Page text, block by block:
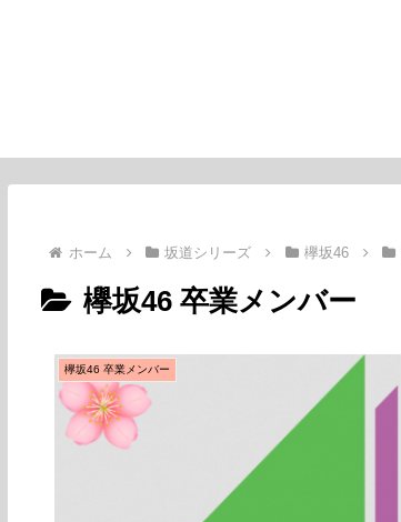
ホーム 坂道シリーズ 欅坂46
欅坂46 卒業メンバー
欅坂46 卒業メンバー